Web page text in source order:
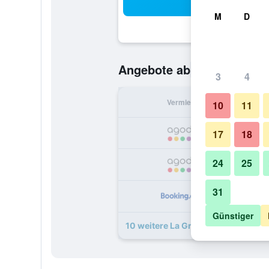
Angebote ab181 €
Vermieter
10 weitere La Grée Des Landes -
M D
3 4
10 11
17 18
24 25
31
Günstiger